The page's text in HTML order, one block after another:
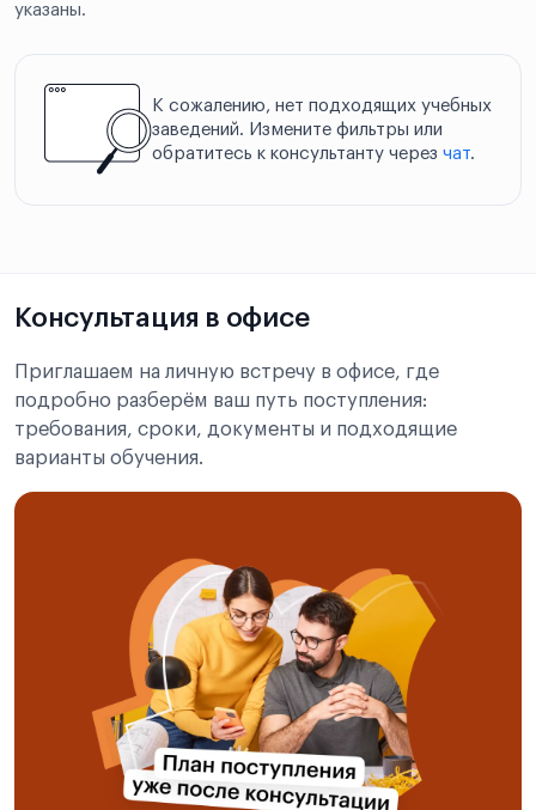
указаны.
К сожалению, нет подходящих учебных
заведений. Измените фильтры или
обратитесь к консультанту через чат.
Консультация в офисе
Приглашаем на личную встречу в офисе, где
подробно разберём ваш путь поступления:
требования, сроки, документы и подходящие
варианты обучения.